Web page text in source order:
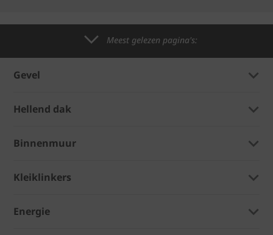
Meest gelezen pagina's:
Gevel
Hellend dak
Binnenmuur
Kleiklinkers
Energie